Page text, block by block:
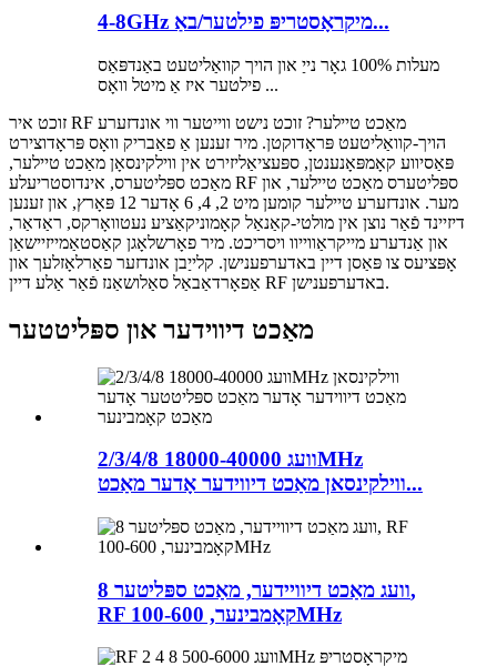
4-8GHz מיקראָסטריפּ פילטער/באַ...
מעלות 100% גאָר נייַ און הויך קוואַליטעט באַנדפּאַס
פילטער איז אַ מיטל וואָס ...
זוכט איר RF מאַכט טיילער? זוכט נישט ווייטער ווי אונדזערע
הויך-קוואַליטעט פּראָדוקטן. מיר זענען אַ פאַבריק וואָס פּראָדוצירט
פּאַסיווע קאָמפּאָנענטן, ספּעציאַליזירט אין ווילקינסאָן מאַכט טיילער,
מאַכט ספּליטערס, אינדוסטריעלע RF ספּליטערס מאַכט טיילער, און
מער. אונדזערע טיילער קומען מיט 2, 4, 6 אָדער 12 פּאָרץ, און זענען
דיזיינד פֿאַר נוצן אין מולטי-קאַנאַל קאָמוניקאַציע נעטוואָרקס, ראַדאַר,
און אַנדערע מייקראַווייוו ויסריכט. מיר פאָרשלאָגן קאַסטאַמייזיישאַן
אָפּציעס צו פּאַסן דיין באדערפענישן. קלייַבן אונדזער פאַרלאָזלעך און
אַפאָרדאַבאַל סאַלושאַנז פֿאַר אַלע דיין RF באדערפענישן.
מאַכט דיווידער און ספּליטטער
2/3/4/8 וועג 18000-40000MHz
ווילקינסאן מאַכט דיווידער אָדער מאַכט...
8 וועג מאַכט דיוויידער, מאַכט ספּליטער,
RF קאָמבינער, 100-600MHz